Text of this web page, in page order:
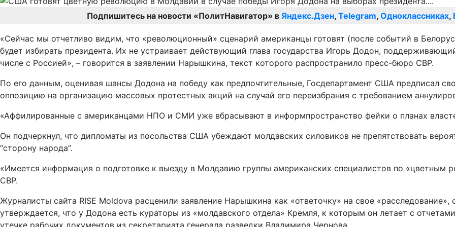
Подпишитесь на новости «ПолитНавигатор» в Яндекс.Дзен, Telegram, Одноклассниках,
«Сейчас мы отчетливо видим, что «революционный» сценарий американцы готовят (после событий в
будет избирать президента. Их не устраивает действующий глава государства Игорь Додон,
числе с Россией», – говорится в заявлении Нарышкина, текст которого распространило пресс-бюро СВР.
По его данным, оценивая шансы Додона на победу как предпочтительные, Госдепартамент США предписал
оппозицию на организацию массовых протестных акций на случай его переизбрания с требованием
«Аффилированные с американцами НПО и СМИ уже вбрасывают в информпространство фейки о планах
Он подчеркнул, что дипломаты из посольства США убеждают молдавских силовиков не препятствовать
“сторону народа”.
«Имеется информация о подготовке к выезду в Молдавию группы американских специалистов по «цветным
СВР.
Журналисты сайта RISE Moldova расценили заявление Нарышкина как «ответочку» на свое «расследование»,
утверждается, что у Додона есть кураторы из «молдавского отдела» Кремля, к которым он летает с